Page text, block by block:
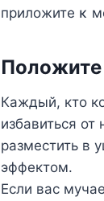
прилοжите κ
Каждый, кто
избавиться
разместить в
эффектом.
Если вас